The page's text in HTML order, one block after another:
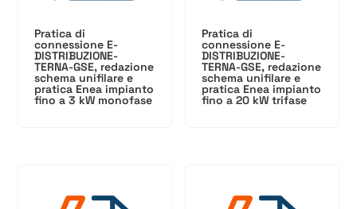
Pratica di
connessione E-
DISTRIBUZIONE-
TERNA-GSE, redazione
schema unifilare e
pratica Enea impianto
fino a 3 kW monofase
Pratica di
connessione E-
DISTRIBUZIONE-
TERNA-GSE, redazione
schema unifilare e
pratica Enea impianto
fino a 20 kW trifase